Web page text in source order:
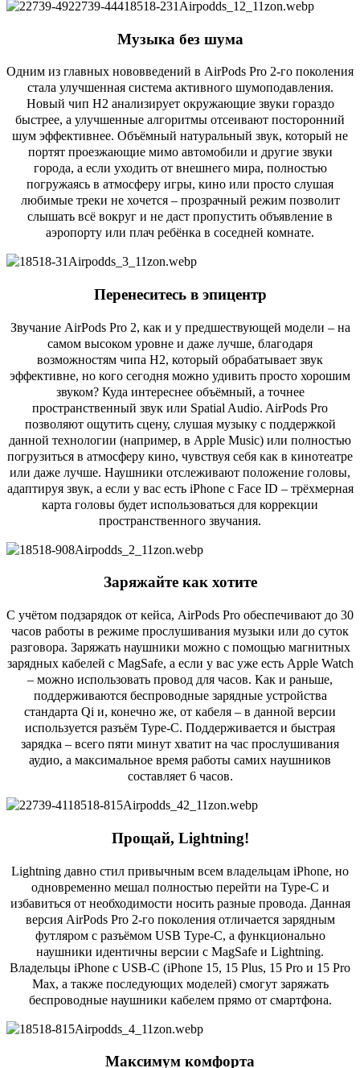
Музыка без шума
Одним из главных нововведений в AirPods Pro 2-го поколения
стала улучшенная система активного шумоподавления.
Новый чип H2 анализирует окружающие звуки гораздо
быстрее, а улучшенные алгоритмы отсеивают посторонний
шум эффективнее. Объёмный натуральный звук, который не
портят проезжающие мимо автомобили и другие звуки
города, а если уходить от внешнего мира, полностью
погружаясь в атмосферу игры, кино или просто слушая
любимые треки не хочется – прозрачный режим позволит
слышать всё вокруг и не даст пропустить объявление в
аэропорту или плач ребёнка в соседней комнате.
Перенеситесь в эпицентр
Звучание AirPods Pro 2, как и у предшествующей модели – на
самом высоком уровне и даже лучше, благодаря
возможностям чипа H2, который обрабатывает звук
эффективне, но кого сегодня можно удивить просто хорошим
звуком? Куда интереснее объёмный, а точнее
пространственный звук или Spatial Audio. AirPods Pro
позволяют ощутить сцену, слушая музыку с поддержкой
данной технологии (например, в Apple Music) или полностью
погрузиться в атмосферу кино, чувствуя себя как в кинотеатре
или даже лучше. Наушники отслеживают положение головы,
адаптируя звук, а если у вас есть iPhone c Face ID – трёхмерная
карта головы будет использоваться для коррекции
пространственного звучания.
Заряжайте как хотите
С учётом подзарядок от кейса, AirPods Pro обеспечивают до 30
часов работы в режиме прослушивания музыки или до суток
разговора. Заряжать наушники можно с помощью магнитных
зарядных кабелей с MagSafe, а если у вас уже есть Apple Watch
– можно использовать провод для часов. Как и раньше,
поддерживаются беспроводные зарядные устройства
стандарта Qi и, конечно же, от кабеля – в данной версии
используется разъём Type-C. Поддерживается и быстрая
зарядка – всего пяти минут хватит на час прослушивания
аудио, а максимальное время работы самих наушников
составляет 6 часов.
Прощай, Lightning!
Lightning давно стил привычным всем владельцам iPhone, но
одновременно мешал полностью перейти на Type-C и
избавиться от необходимости носить разные провода. Данная
версия AirPods Pro 2-го поколения отличается зарядным
футляром с разъёмом USB Type-C, а функционально
наушники идентичны версии с MagSafe и Lightning.
Владельцы iPhone с USB-C (iPhone 15, 15 Plus, 15 Pro и 15 Pro
Max, а также последующих моделей) смогут заряжать
беспроводные наушники кабелем прямо от смартфона.
Максимум комфорта